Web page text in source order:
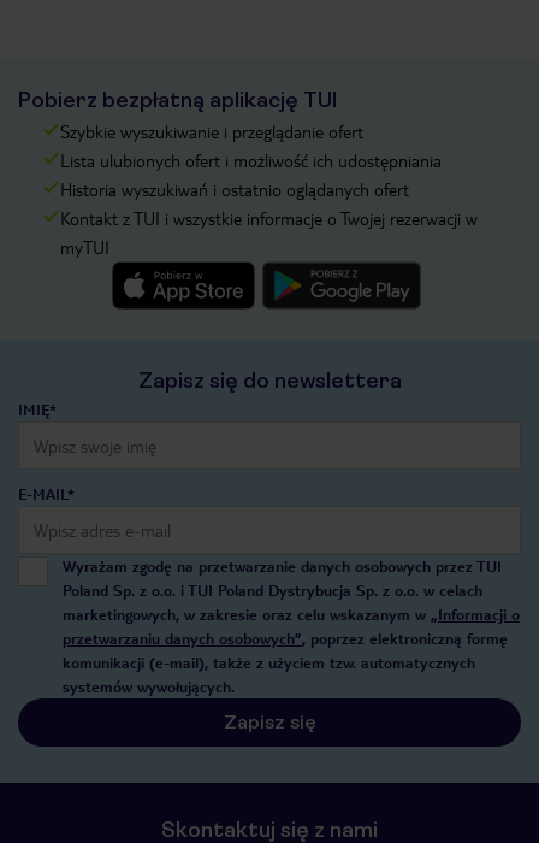
Pobierz bezpłatną aplikację TUI
Szybkie wyszukiwanie i przeglądanie ofert
Lista ulubionych ofert i możliwość ich udostępniania
Historia wyszukiwań i ostatnio oglądanych ofert
Kontakt z TUI i wszystkie informacje o Twojej rezerwacji w
myTUI
Zapisz się do newslettera
IMIĘ*
E-MAIL*
Wyrażam zgodę na przetwarzanie danych osobowych przez TUI
Poland Sp. z o.o. i TUI Poland Dystrybucja Sp. z o.o. w celach
marketingowych, w zakresie oraz celu wskazanym w „Informacji o
przetwarzaniu danych osobowych”, poprzez elektroniczną formę
komunikacji (e-mail), także z użyciem tzw. automatycznych
systemów wywołujących.
Zapisz się
Skontaktuj się z nami